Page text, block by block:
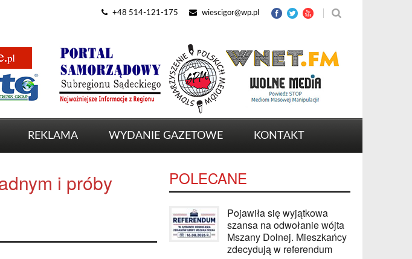
+48 514-121-175 wiescigor@wp.pl
REKLAMA WYDANIE GAZETOWE KONTAKT
i próby
POLECANE
Pojawiła się wyjątkowa
szansa na odwołanie wójta
Mszany Dolnej. Mieszkańcy
zdecydują w referendum